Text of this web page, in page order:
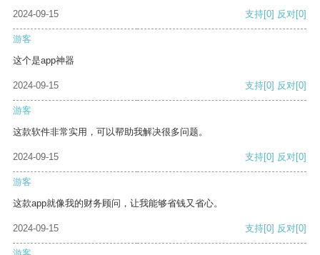
2024-09-15
支持[0] 反对[0]
游客
这个是app神器
2024-09-15 支持[0] 反对[0]
游客
这款软件非常实用，可以帮助我解决很多问题。
2024-09-15 支持[0] 反对[0]
游客
这款app就像我的财务顾问，让我能够省钱又省心。
2024-09-15 支持[0] 反对[0]